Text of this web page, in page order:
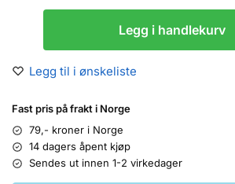
Legg i handlekurv
Legg til i ønskeliste
Fast pris på frakt i Norge
79,- kroner i Norge
14 dagers åpent kjøp
Sendes ut innen 1-2 virkedager